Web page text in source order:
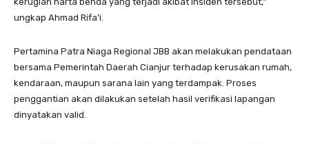
ungkap Ahmad Rifa’i.
Pertamina Patra Niaga Regional JBB akan melakukan pendataan
bersama Pemerintah Daerah Cianjur terhadap kerusakan rumah,
kendaraan, maupun sarana lain yang terdampak. Proses
penggantian akan dilakukan setelah hasil verifikasi lapangan
dinyatakan valid.